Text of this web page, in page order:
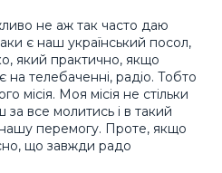
не аж так часто даю
є наш український посол,
який практично, якщо
телебаченні, радіо. Тобто
місія. Моя місія не стільки
за все молитись і в такий
перемогу. Проте, якщо
що завжди радо